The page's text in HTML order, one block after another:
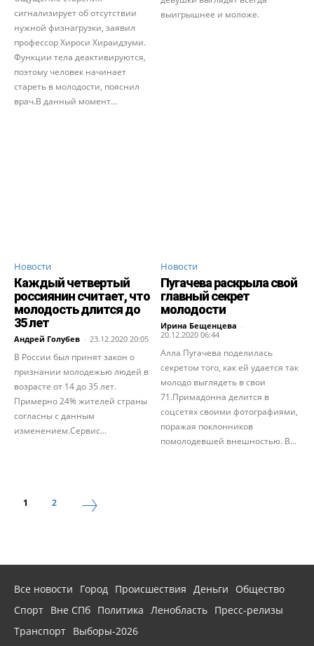
сигнализирует об отсутствии
нужной физнагрузки, заявил
профессор Хироси Хираидзуми.
Функции тела деактивируются,
поэтому человек начинает
стареть в молодости, пояснил
врач.В данный момент...
выигрышнее и моложе.
Новости
Каждый четвертый
россиянин считает, что
молодость длится до
35 лет
Андрей Голубев - 23.12.2020 20:05
В России был принят закон о
признании молодежью людей в
возрасте от 14 до 35 лет.
Примерно 24% жителей страны
согласны с данным
изменением.Сервис...
Новости
Пугачева раскрыла свой
главный секрет
молодости
Ирина Бещенцева -
20.12.2020 06:44
Алла Пугачева поделилась
секретом того, как ей удается так
молодо выглядеть в свои
71.Примадонна делится в
соцсетях своими фотографиями,
поражая поклонников
помолодевшей внешностью. В...
1 2
Все новости Город Происшествия Деньги
Общество
Спорт Вне СПб Политика Ленобласть Пресс-релизы
Транспорт Выборы-2026